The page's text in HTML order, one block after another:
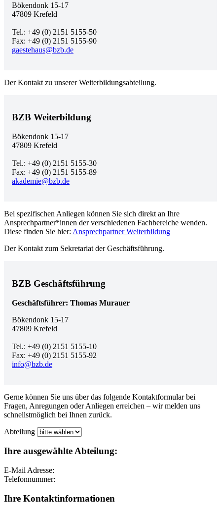
Bökendonk 15-17
47809 Krefeld
Tel.: +49 (0) 2151 5155-50
Fax: +49 (0) 2151 5155-90
gaestehaus@bzb.de
Der Kontakt zu unserer Weiterbildungsabteilung.
BZB Weiterbildung
Bökendonk 15-17
47809 Krefeld
Tel.: +49 (0) 2151 5155-30
Fax: +49 (0) 2151 5155-89
akademie@bzb.de
Bei spezifischen Anliegen können Sie sich direkt an Ihre
Ansprechpartner*innen der verschiedenen Fachbereiche wenden.
Diese finden Sie hier: Ansprechpartner Weiterbildung
Der Kontakt zum Sekretariat der Geschäftsführung.
BZB Geschäftsführung
Geschäftsführer: Thomas Murauer
Bökendonk 15-17
47809 Krefeld
Tel.: +49 (0) 2151 5155-10
Fax: +49 (0) 2151 5155-92
info@bzb.de
Gerne können Sie uns über das folgende Kontaktformular bei
Fragen, Anregungen oder Anliegen erreichen – wir melden uns
schnellstmöglich bei Ihnen zurück.
Abteilung
Ihre ausgewählte Abteilung:
E-Mail Adresse:
Telefonnummer:
Ihre Kontaktinformationen